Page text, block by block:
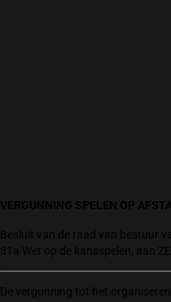
VERGUNNING SPELEN OP
Besluit van de raad van bestuur
31a Wet op de kansspelen, aan
De vergunning tot het